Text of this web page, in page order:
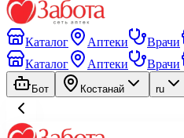
Каталог Аптеки Врачи
Каталог
Аптеки Врачи
Бот Костанай ru